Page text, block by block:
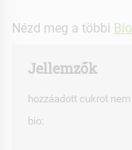
Nézd meg a többi
Jellemzők
hozzáadott cukrot
bio: